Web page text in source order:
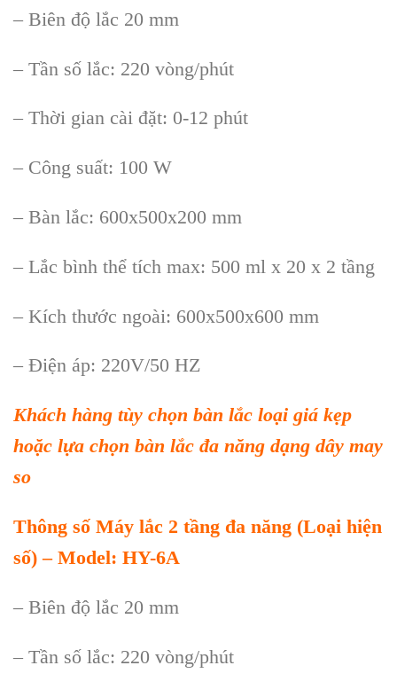
– Biên độ lắc 20 mm
– Tần số lắc: 220 vòng/phút
– Thời gian cài đặt: 0-12 phút
– Công suất: 100 W
– Bàn lắc: 600x500x200 mm
– Lắc bình thể tích max: 500 ml x 20 x 2 tầng
– Kích thước ngoài: 600x500x600 mm
– Điện áp: 220V/50 HZ
Khách hàng tùy chọn bàn lắc loại giá kẹp
hoặc lựa chọn bàn lắc đa năng dạng dây may
so
Thông số Máy lắc 2 tầng đa năng (Loại hiện
số) – Model: HY-6A
– Biên độ lắc 20 mm
– Tần số lắc: 220 vòng/phút